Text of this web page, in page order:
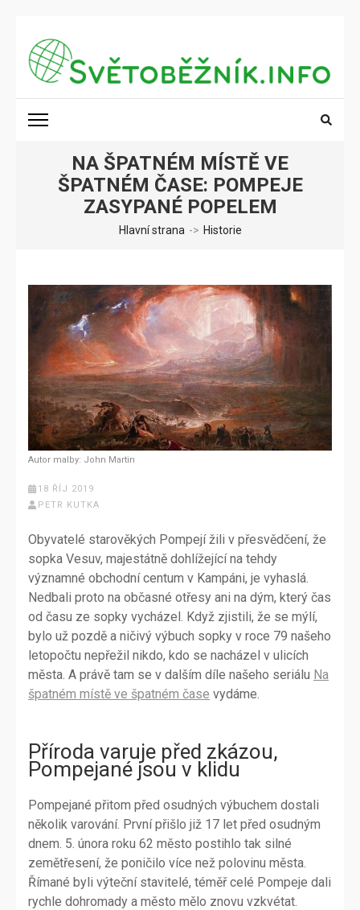
obsah
(stiskněte
Enter)
SVĚTOBĚŽNÍK.INFO
NA ŠPATNÉM MÍSTĚ VE
ŠPATNÉM ČASE: POMPEJE
ZASYPANÉ POPELEM
Hlavní strana -> Historie
Autor malby: John Martin
18 ŘÍJ 2019
PETR KUTKA
Obyvatelé starověkých Pompejí žili v přesvědčení, že
sopka Vesuv, majestátně dohlížející na tehdy
významné obchodní centum v Kampáni, je vyhaslá.
Nedbali proto na občasné otřesy ani na dým, který čas
od času ze sopky vycházel. Když zjistili, že se mýlí,
bylo už pozdě a ničivý výbuch sopky v roce 79 našeho
letopočtu nepřežil nikdo, kdo se nacházel v ulicích
města. A právě tam se v dalším díle našeho seriálu Na
špatném místě ve špatném čase vydáme.
Příroda varuje před zkázou,
Pompejané jsou v klidu
Pompejané přitom před osudných výbuchem dostali
několik varování. První přišlo již 17 let před osudným
dnem. 5. února roku 62 město postihlo tak silné
zemětřesení, že poničilo více než polovinu města.
Římané byli výteční stavitelé, téměř celé Pompeje dali
rychle dohromady a město mělo znovu vzkvétat.